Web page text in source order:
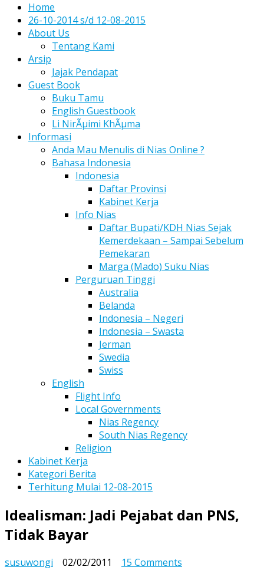
Home
26-10-2014 s/d 12-08-2015
About Us
Tentang Kami
Arsip
Jajak Pendapat
Guest Book
Buku Tamu
English Guestbook
Li NirÃµimi KhÃµma
Informasi
Anda Mau Menulis di Nias Online ?
Bahasa Indonesia
Indonesia
Daftar Provinsi
Kabinet Kerja
Info Nias
Daftar Bupati/KDH Nias Sejak
Kemerdekaan – Sampai Sebelum
Pemekaran
Marga (Mado) Suku Nias
Perguruan Tinggi
Australia
Belanda
Indonesia – Negeri
Indonesia – Swasta
Jerman
Swedia
Swiss
English
Flight Info
Local Governments
Nias Regency
South Nias Regency
Religion
Kabinet Kerja
Kategori Berita
Terhitung Mulai 12-08-2015
Idealisman: Jadi Pejabat dan PNS,
Tidak Bayar
susuwongi 02/02/2011 15 Comments